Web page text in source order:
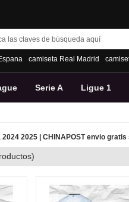
camiseta Real Madrid
Serie A Ligue 1
2025 | CHINAPOST envio